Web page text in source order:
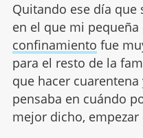
Quitando ese día que
en el que mi
confinamiento fue
para el resto de la
que hacer cuarentena
pensaba en cuándo
mejor dicho, empezar